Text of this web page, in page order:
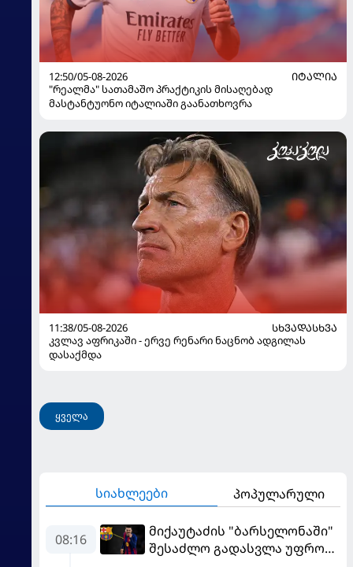
12:50/05-08-2026
ᲘᲢᲐᲚᲘᲐ
"რეალმა" სათამაშო პრაქტიკის მისაღებად
მასტანტუონო იტალიაში გაანათხოვრა
11:38/05-08-2026
ᲡᲮᲕᲐᲓᲐᲡᲮᲕᲐ
კვლავ აფრიკაში - ერვე რენარი ნაცნობ ადგილას
დასაქმდა
ყველა
სიახლეები პოპულარული
08:16
მიქაუტაძის "ბარსელონაში"
შესაძლო გადასვლა უფრო